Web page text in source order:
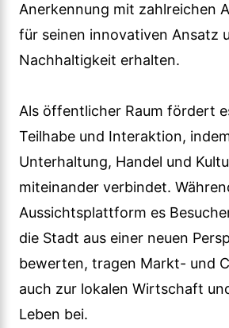
Anerkennung mit zahlreichen
für seinen innovativen Ansatz
Nachhaltigkeit erhalten.
Als öffentlicher Raum fördert
Teilhabe und Interaktion,
Unterhaltung, Handel und
miteinander verbindet.
Aussichtsplattform es
die Stadt aus einer neuen
bewerten, tragen Markt- und
auch zur lokalen Wirtschaft
Leben bei.